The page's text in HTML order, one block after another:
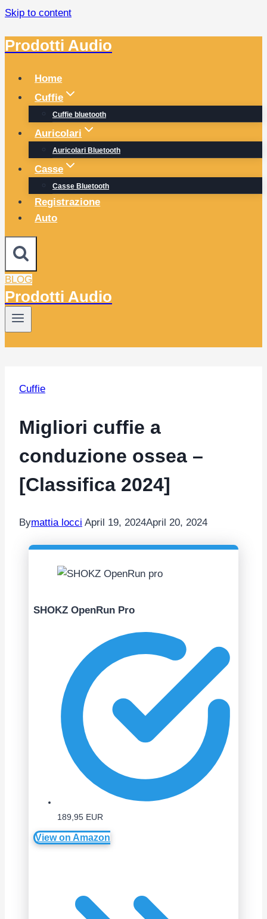
Skip to content
Prodotti Audio
Home
Cuffie
Cuffie bluetooth
Auricolari
Auricolari Bluetooth
Casse
Casse Bluetooth
Registrazione
Auto
BLOG
Prodotti Audio
Cuffie
Migliori cuffie a
conduzione ossea –
[Classifica 2024]
Bymattia locci April 19, 2024April 20, 2024
SHOKZ OpenRun Pro
189,95 EUR
View on Amazon